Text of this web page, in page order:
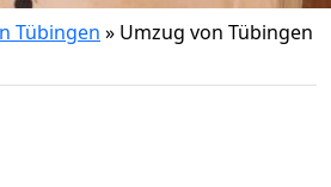
Tübingen » Umzug von Tübingen